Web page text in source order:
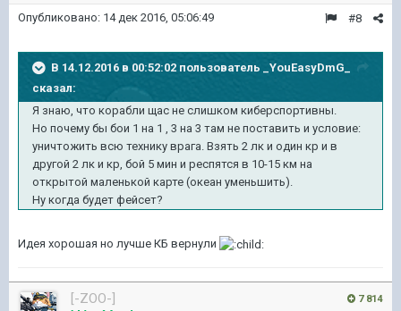
#8
Опубликовано: 14 дек 2016, 05:06:49
В 14.12.2016 в 00:52:02 пользователь _YouEasyDmG_
сказал:
Я знаю, что корабли щас не слишком киберспортивны.
Но почему бы бои 1 на 1 , 3 на 3 там не поставить и условие:
уничтожить всю технику врага. Взять 2 лк и один кр и в
другой 2 лк и кр, бой 5 мин и респятся в 10-15 км на
открытой маленькой карте (океан уменьшить).
Ну когда будет фейсет?
Идея хорошая но лучше КБ вернули
7 814
[-ZOO-]